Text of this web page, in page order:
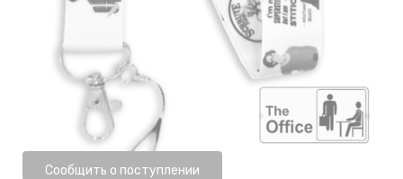
Нет в наличии
Сообщить о поступлении